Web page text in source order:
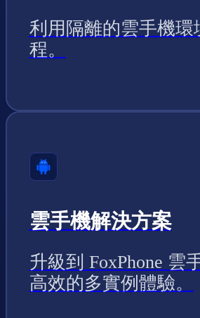
利用隔離的雲手機
程。
雲手機解決方案
升級到 FoxPhone 雲
高效的多實例體驗。